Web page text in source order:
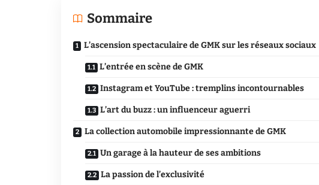
Sommaire
L’ascension spectaculaire de GMK sur les réseaux sociaux
L’entrée en scène de GMK
Instagram et YouTube : tremplins incontournables
L’art du buzz : un influenceur aguerri
La collection automobile impressionnante de GMK
Un garage à la hauteur de ses ambitions
La passion de l’exclusivité